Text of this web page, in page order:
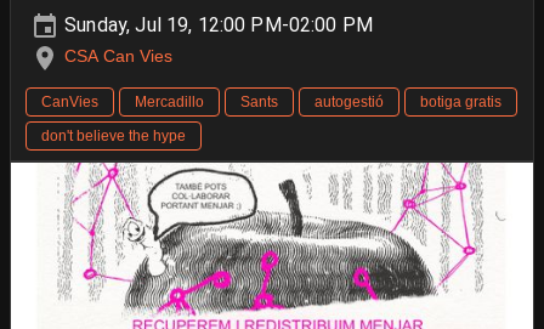
Sunday, Jul 19, 12:00 PM-02:00 PM
CSA Can Vies
CanVies Mercadillo Sants autogestió
botiga gratis
don't believe the hype